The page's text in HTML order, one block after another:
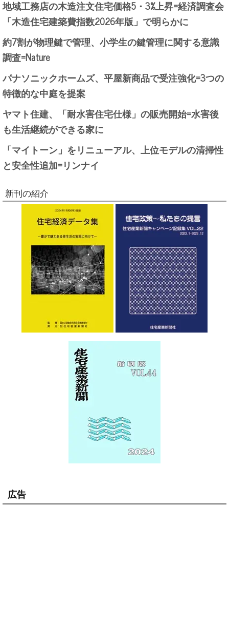
地域工務店の木造注文住宅価格5・3%上昇=経済調査会
「木造住宅建築費指数2026年版」で明らかに
約7割が物理鍵で管理、小学生の鍵管理に関する意識
調査=Nature
パナソニックホームズ、平屋新商品で受注強化=3つの
特徴的な中庭を提案
ヤマト住建、「耐水害住宅仕様」の販売開始=水害後
も生活継続ができる家に
「マイトーン」をリニューアル、上位モデルの清掃性
と安全性追加=リンナイ
新刊の紹介
広告